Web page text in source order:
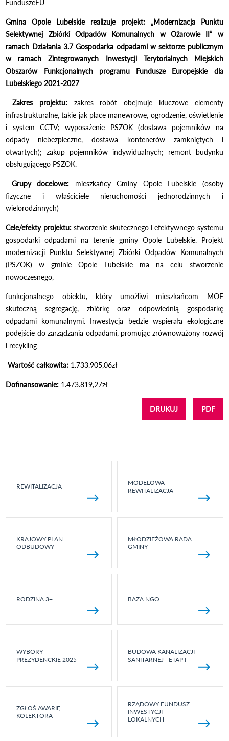
FunduszeEU
Gmina Opole Lubelskie realizuje projekt: „Modernizacja Punktu
Selektywnej Zbiórki Odpadów Komunalnych w Ożarowie II” w
ramach Działania 3.7 Gospodarka odpadami w sektorze publicznym
w ramach Zintegrowanych Inwestycji Terytorialnych Miejskich
Obszarów Funkcjonalnych programu Fundusze Europejskie dla
Lubelskiego 2021-2027
Zakres projektu:zakres robót obejmuje kluczowe elementy
infrastrukturalne, takie jak place manewrowe, ogrodzenie, oświetlenie
i system CCTV; wyposażenie PSZOK (dostawa pojemników na
odpady niebezpieczne, dostawa kontenerów zamkniętych i
otwartych); zakup pojemników indywidualnych; remont budynku
obsługującego PSZOK.
Grupy docelowe: mieszkańcy Gminy Opole Lubelskie (osoby
fizyczne i właściciele nieruchomości jednorodzinnych i
wielorodzinnych)
Cele/efekty projektu:stworzenie skutecznego i efektywnego systemu
gospodarki odpadami na terenie gminy Opole Lubelskie. Projekt
modernizacji Punktu Selektywnej Zbiórki Odpadów Komunalnych
(PSZOK) w gminie Opole Lubelskie ma na celu stworzenie
nowoczesnego,
funkcjonalnego obiektu, który umożliwi mieszkańcom MOF
skuteczną segregację, zbiórkę oraz odpowiednią gospodarkę
odpadami komunalnymi. Inwestycja będzie wspierała ekologiczne
podejście do zarządzania odpadami, promując zrównoważony rozwój
i recykling
Wartość całkowita: 1.733.905,06zł
Dofinansowanie: 1.473.819,27zł
DRUKUJ PDF
REWITALIZACJA
MODELOWA
REWITALIZACJA
KRAJOWY PLAN
ODBUDOWY
MŁODZIEŻOWA RADA
GMINY
RODZINA 3+ BAZA NGO
WYBORY
PREZYDENCKIE 2025
BUDOWA KANALIZACJI
SANITARNEJ - ETAP I
ZGŁOŚ AWARIĘ
KOLEKTORA
RZĄDOWY FUNDUSZ
INWESTYCJI
LOKALNYCH